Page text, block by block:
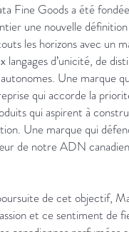
Fine Goods a été
une nouvelle
les horizons avec un
langages d’unicité, de
Une marque
qui accorde la
qui aspirent à
Une marque qui
de notre ADN
de cet objectif,
et ce sentiment de